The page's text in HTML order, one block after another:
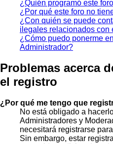
¿Quién programó este
¿Por qué este foro no
¿Con quién se puede
ilegales relacionados con
¿Cómo puedo ponerme
Administrador?
Problemas acerca
el registro
¿Por qué me tengo que
No está obligado a
Administradores y
necesitará registrarse
Sin embargo, estar